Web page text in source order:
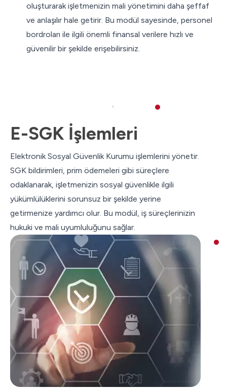
oluşturarak işletmenizin mali yönetimini daha şeffaf
ve anlaşılır hale getirir. Bu modül sayesinde, personel
bordroları ile ilgili önemli finansal verilere hızlı ve
güvenilir bir şekilde erişebilirsiniz.
E-SGK İşlemleri
Elektronik Sosyal Güvenlik Kurumu işlemlerini yönetir.
SGK bildirimleri, prim ödemeleri gibi süreçlere
odaklanarak, işletmenizin sosyal güvenlikle ilgili
yükümlülüklerini sorunsuz bir şekilde yerine
getirmenize yardımcı olur. Bu modül, iş süreçlerinizin
hukuki ve mali uyumluluğunu sağlar.